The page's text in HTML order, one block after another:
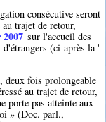
consécutive seront
trajet de retour,
sur l'accueil des
d'étrangers (ci-après la '
deux fois prolongeable
au trajet de retour,
porte pas atteinte aux
» (Doc. parl.,